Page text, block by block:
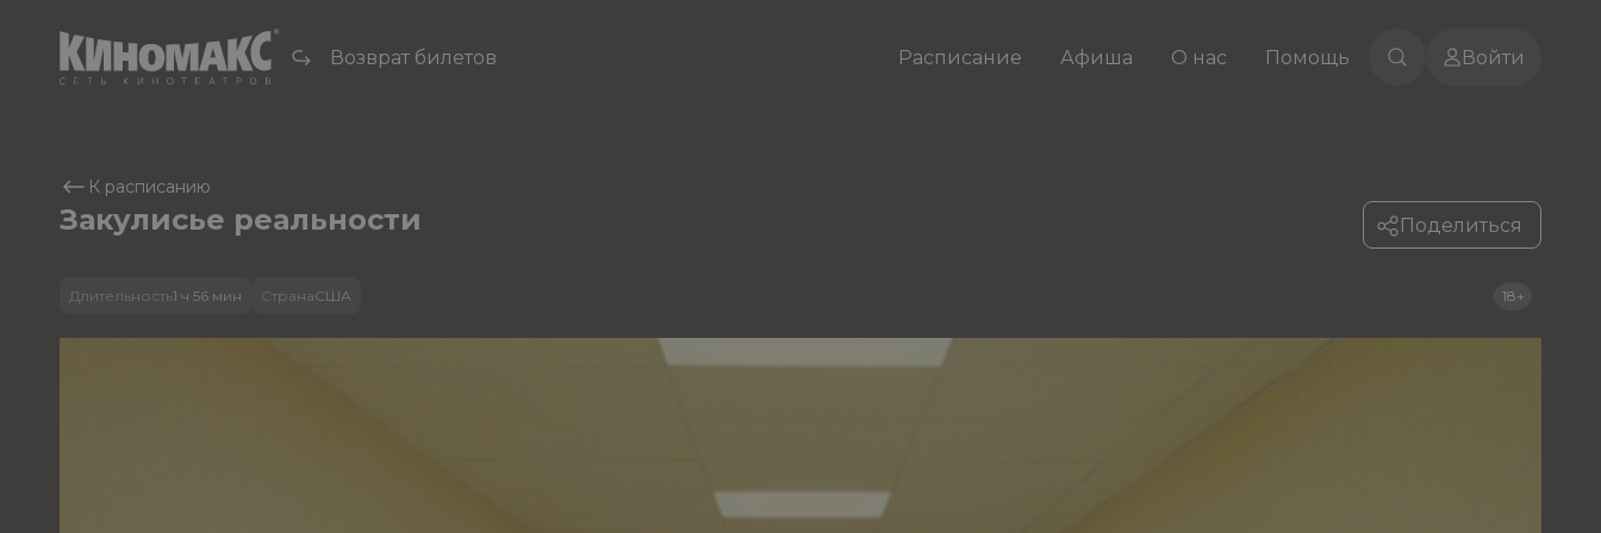
Возврат билетов Расписание Афиша О нас Помощь Войти
К расписанию
Закулисье реальности Поделиться
Длительность1 ч 56 мин СтранаСША 18+